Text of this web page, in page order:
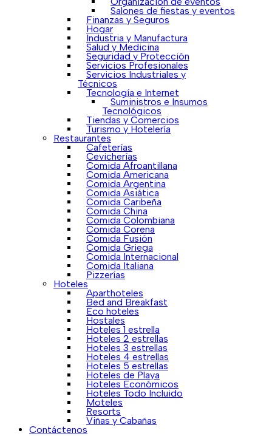
Salones de fiestas y eventos
Finanzas y Seguros
Hogar
Industria y Manufactura
Salud y Medicina
Seguridad y Protección
Servicios Profesionales
Servicios Industriales y
Técnicos
Tecnología e Internet
Suministros e Insumos
Tecnológicos
Tiendas y Comercios
Turismo y Hotelería
Restaurantes
Cafeterías
Cevicherías
Comida Afroantillana
Comida Americana
Comida Argentina
Comida Asiática
Comida Caribeña
Comida China
Comida Colombiana
Comida Corena
Comida Fusión
Comida Griega
Comida Internacional
Comida Italiana
Pizzerías
Hoteles
Aparthoteles
Bed and Breakfast
Eco hoteles
Hostales
Hoteles 1 estrella
Hoteles 2 estrellas
Hoteles 3 estrellas
Hoteles 4 estrellas
Hoteles 5 estrellas
Hoteles de Playa
Hoteles Económicos
Hoteles Todo Incluido
Moteles
Resorts
Viñas y Cabañas
Contáctenos